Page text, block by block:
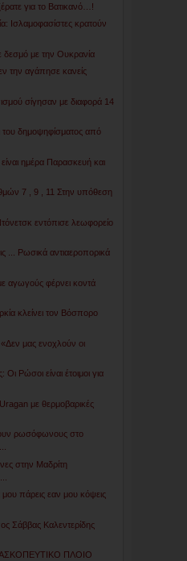
για το Βατικανό…!
Ισλαμοφασίστες κρατούν
δεσμό με την Ουκρανία
την αγάπησε κανείς
σίγησαν με διαφορά 14
του δημοψηφίσματος από
ημέρα Παρασκευή και
7 , 9 , 11 Στην υπόθεση
εντόπισε λεωφορείο
... Ρωσικά αντιαεροπορικά
αγωγούς φέρνει κοντά
κλείνει τον Βόσπορο
«Δεν μας ενοχλούν οι
Ρώσοι είναι έτοιμοι για
με θερμοβαρικές
ρωσόφωνους στο
στην Μαδρίτη
πάρεις εαν μου κόψεις
Σάββας Καλεντερίδης
ΠΛΟΙΟ